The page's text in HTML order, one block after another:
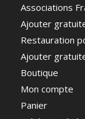
Associations
Ajouter
Restauration
Ajouter
Boutique
Mon compte
Panier